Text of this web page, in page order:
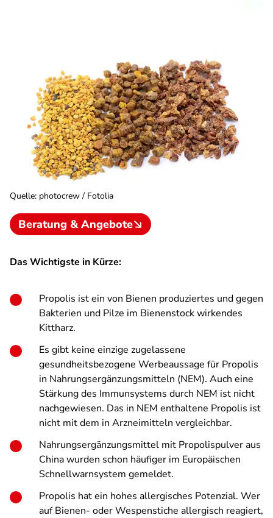
Quelle: photocrew / Fotolia
Beratung & Angebote
Das Wichtigste in Kürze:
Propolis ist ein von Bienen produziertes und gegen
Bakterien und Pilze im Bienenstock wirkendes
Kittharz.
Es gibt keine einzige zugelassene
gesundheitsbezogene Werbeaussage für Propolis
in Nahrungsergänzungsmitteln (NEM). Auch eine
Stärkung des Immunsystems durch NEM ist nicht
nachgewiesen. Das in NEM enthaltene Propolis ist
nicht mit dem in Arzneimitteln vergleichbar.
Nahrungsergänzungsmittel mit Propolispulver aus
China wurden schon häufiger im Europäischen
Schnellwarnsystem gemeldet.
Propolis hat ein hohes allergisches Potenzial. Wer
auf Bienen- oder Wespenstiche allergisch reagiert,